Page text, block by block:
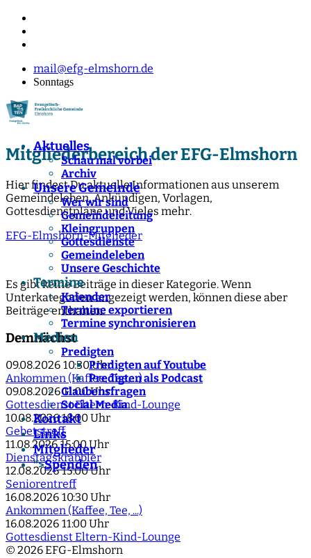
mail@efg-elmshorn.de
Sonntags
Aktuelles
Schau mal vorbei
Archiv
Unsere Gemeinde
Wer wir sind
Gemeindeleitung
Kleingruppen
Gottesdienste
Gemeindeleben
Unsere Geschichte
Termine
Kalender
Termine exportieren
Termine synchronisieren
Medien
Predigten
Predigten auf Youtube
Predigten als Podcast
Glaubensfragen
Social Media
Kontakt
Links
Mitglieder
">Spenden
Mitgliederbereich der EFG-Elmshorn
Hier findest Du aktuelle Informationen aus unserem
Gemeindeleben, Ankündigen, Vorlagen,
Gottesdienstpläne und Vieles mehr.
EFG-Elmshorn-Mitglieder
Es gibt keine Beiträge in dieser Kategorie. Wenn
Unterkategorien angezeigt werden, können diese aber
Beiträge enthalten.
Demnächst
09.08.2026 10:30 Uhr
Ankommen (Kaffee, Tee, ...)
09.08.2026 11:00 Uhr
Gottesdienst Eltern-Kind-Lounge
10.08.2026 18:00 Uhr
Gebetstreff
11.08.2026 15:00 Uhr
Dienstagskrabbler
12.08.2026 15:00 Uhr
Seniorentreff
16.08.2026 10:30 Uhr
Ankommen (Kaffee, Tee, ...)
16.08.2026 11:00 Uhr
Gottesdienst Eltern-Kind-Lounge
© 2026 EFG-Elmshorn